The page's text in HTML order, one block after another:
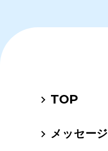
TOP
メッセージ